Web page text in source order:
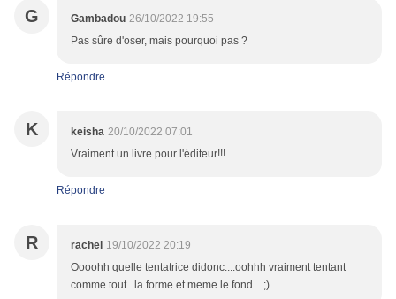
G Gambadou 26/10/2022 19:55
Pas sûre d'oser, mais pourquoi pas ?
Répondre
K keisha 20/10/2022 07:01
Vraiment un livre pour l'éditeur!!!
Répondre
R rachel 19/10/2022 20:19
Oooohh quelle tentatrice didonc....oohhh vraiment tentant
comme tout...la forme et meme le fond....;)